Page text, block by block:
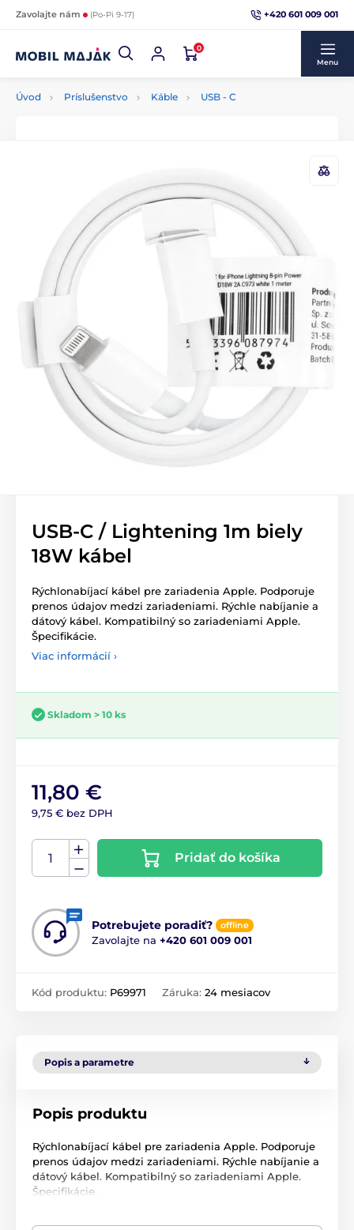
Zavolajte nám (Po-Pi 9-17) +420 601 009 001
0
Menu
Úvod Príslušenstvo Káble USB - C
USB-C / Lightening 1m biely
18W kábel
Rýchlonabíjací kábel pre zariadenia Apple. Podporuje
prenos údajov medzi zariadeniami. Rýchle nabíjanie a
dátový kábel. Kompatibilný so zariadeniami Apple.
Špecifikácie.
Viac informácií ›
Skladom > 10 ks
11,80 €
9,75 € bez DPH
Pridať do košíka
Potrebujete poradiť? offline
Zavolajte na +420 601 009 001
Kód produktu: P69971 Záruka: 24 mesiacov
Popis a parametre
Popis produktu
Rýchlonabíjací kábel pre zariadenia Apple. Podporuje
prenos údajov medzi zariadeniami. Rýchle nabíjanie a
dátový kábel. Kompatibilný so zariadeniami Apple.
Špecifikácie.